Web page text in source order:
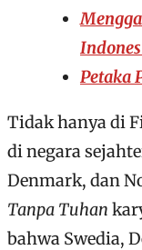
Petaka
Tidak hanya di
di negara
Denmark, dan
Tanpa Tuhan
bahwa Swedia,